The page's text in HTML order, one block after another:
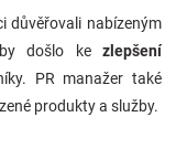
důvěřovali nabízeným
došlo ke zlepšení
PR manažer také
produkty a služby.